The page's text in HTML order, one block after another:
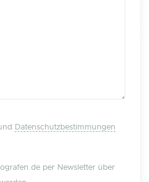
Datenschutzbestimmungen
per Newsletter über